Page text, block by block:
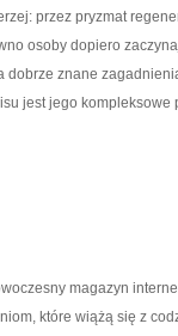
przez pryzmat
osoby dopiero
znane
jest jego
magazyn
które wiążą się z